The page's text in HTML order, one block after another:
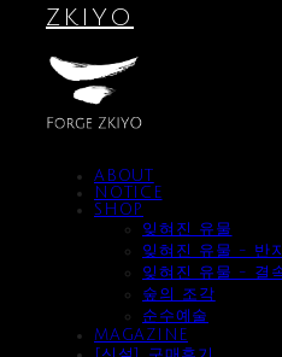
ZKIYO
ABOUT
NOTICE
SHOP
잊혀진 유물
잊혀진 유물 - 반지
잊혀진 유물 - 결
숲의 조각
순수예술
MAGAZINE